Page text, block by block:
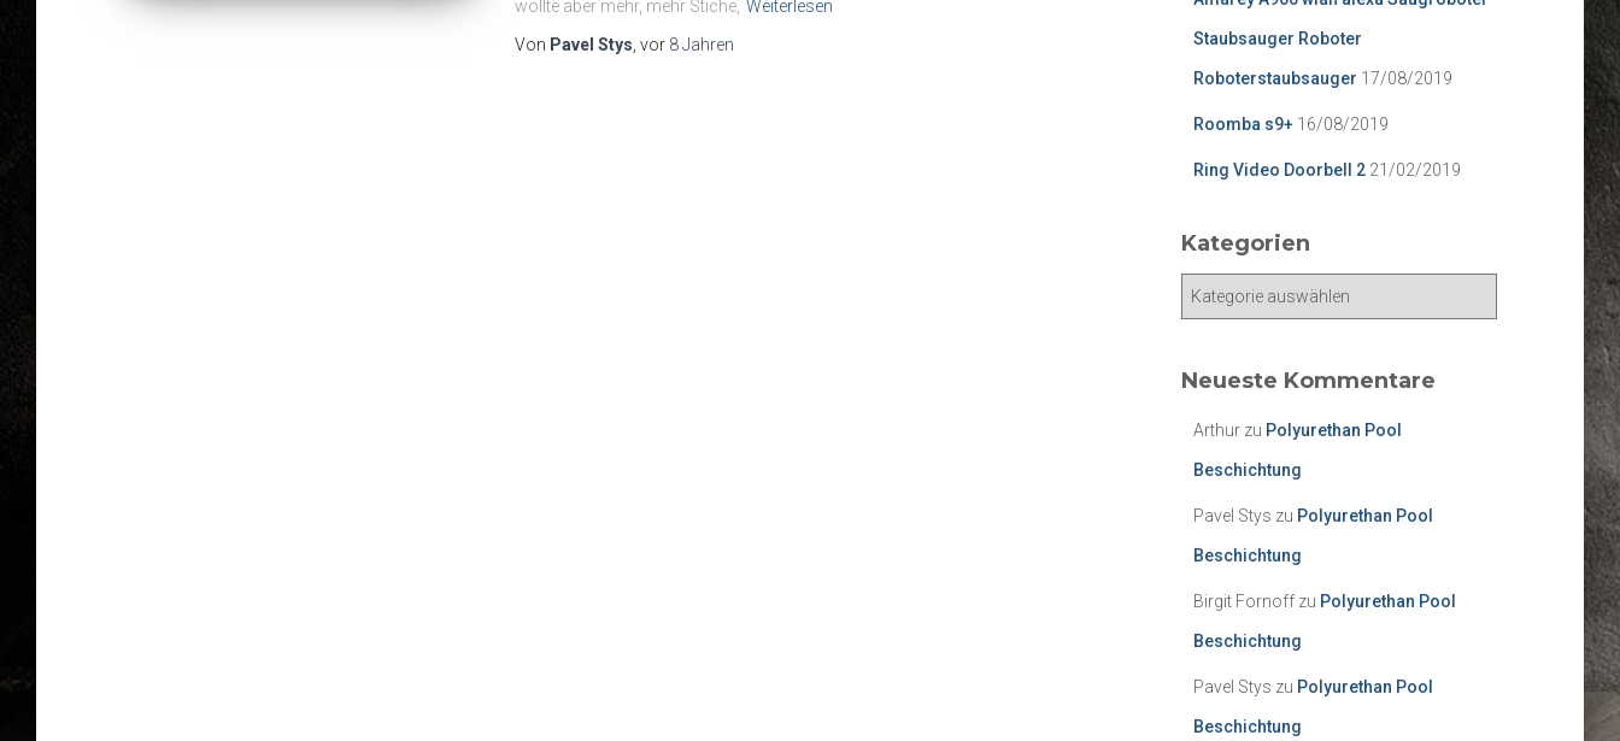
wollte aber mehr, mehr Stiche, Weiterlesen
Von Pavel Stys , vor 8 Jahren Staubsauger Roboter
Roboterstaubsauger 17/08/2019
Roomba s9+ 16/08/2019
Ring Video Doorbell 2 21/02/2019
Kategorien
gNeueste Kommentare
Arthurzu Polyurethan Pool
Beschichtung
Pavel Stys zu Polyurethan Pool
Beschichtung
Birgit Fornoffzu Polyurethan Pool
Beschichtung
Pavel Stys zu Polyurethan Pool
Beschichtung